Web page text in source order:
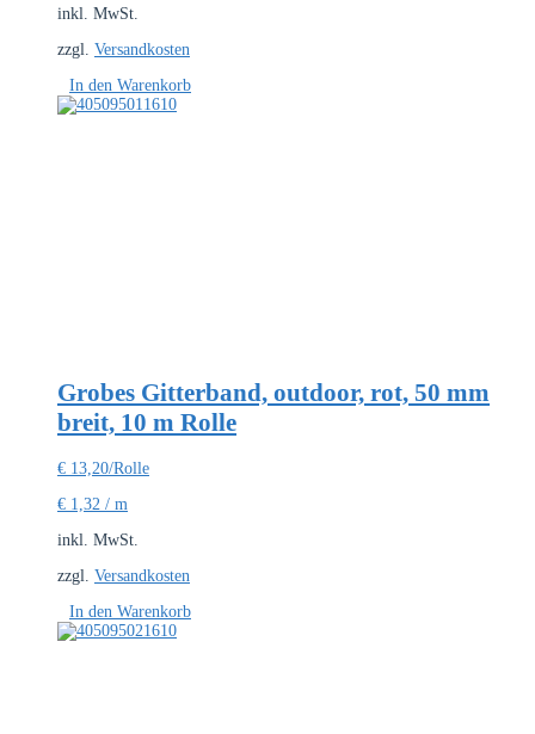
inkl. MwSt.
zzgl. Versandkosten
In den Warenkorb
Grobes Gitterband, outdoor, rot, 50 mm
breit, 10 m Rolle
€ 13,20/Rolle
€ 1,32 / m
inkl. MwSt.
zzgl. Versandkosten
In den Warenkorb